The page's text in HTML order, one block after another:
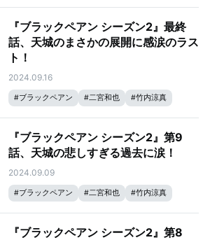
『ブラックペアン シーズン2』最終
話、天城のまさかの展開に感涙のラス
ト！
2024.09.16
#ブラックペアン #二宮和也 #竹内涼真
『ブラックペアン シーズン2』第9
話、天城の悲しすぎる過去に涙！
2024.09.09
#ブラックペアン #二宮和也 #竹内涼真
『ブラックペアン シーズン2』第8